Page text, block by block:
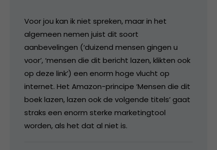
Voor jou kan ik niet spreken, maar in het
algemeen nemen juist dit soort
aanbevelingen (‘duizend mensen gingen u
voor’, ‘mensen die dit bericht lazen, klikten ook
op deze link’) een enorm hoge vlucht op
internet. Het Amazon-principe ‘Mensen die dit
boek lazen, lazen ook de volgende titels’ gaat
straks een enorm sterke marketingtool
worden, als het dat al niet is.